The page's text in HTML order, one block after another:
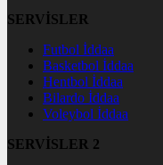
SERVİSLER
Futbol İddaa
Basketbol İddaa
Hentbol İddaa
Bilardo İddaa
Voleybol İddaa
SERVİSLER 2